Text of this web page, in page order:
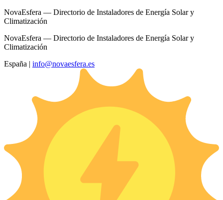
NovaEsfera — Directorio de Instaladores de Energía Solar y
Climatización
NovaEsfera — Directorio de Instaladores de Energía Solar y
Climatización
España | info@novaesfera.es